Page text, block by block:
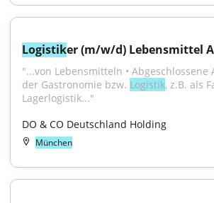
Logistiker (m/w/d) Lebensmittel
"...von Lebensmitteln •
der Gastronomie bzw. Logistik, z.B. als
Lagerlogistik..."
DO & CO Deutschland Holding
München